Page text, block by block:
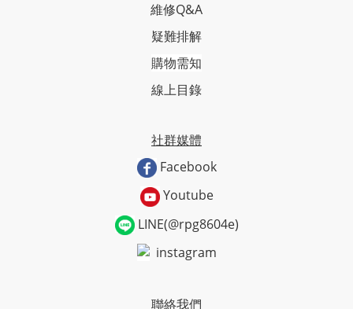
維修Q&A
疑難排解
購物需知
線上目錄
社群媒體
Facebook
Youtube
LINE(@rpg8604e)
instagram
聯絡我們